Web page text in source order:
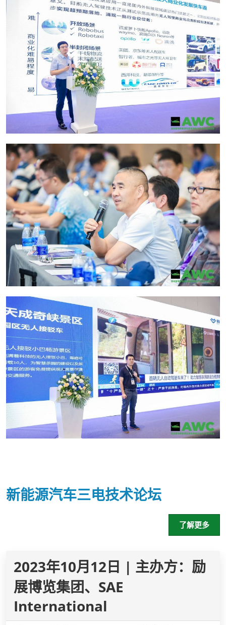
新能源汽车三电技术论坛
了解更多
2023年10月12日 | 主办方：励
展博览集团、SAE
International